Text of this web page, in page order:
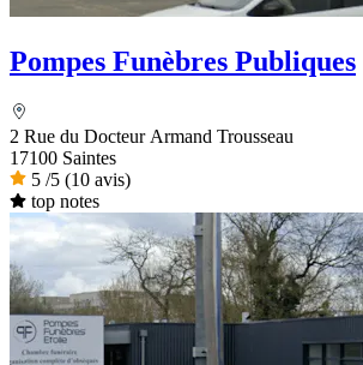
Pompes Funèbres Publiques
2 Rue du Docteur Armand Trousseau
17100 Saintes
5 /5 (10 avis)
top notes